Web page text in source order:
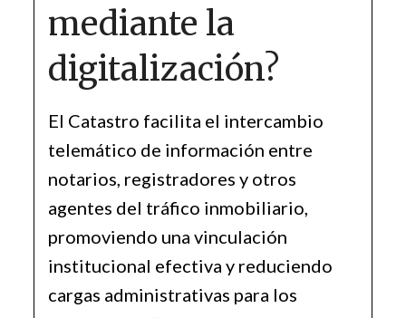
mediante la
digitalización?
El Catastro facilita el intercambio
telemático de información entre
notarios, registradores y otros
agentes del tráfico inmobiliario,
promoviendo una vinculación
institucional efectiva y reduciendo
cargas administrativas para los